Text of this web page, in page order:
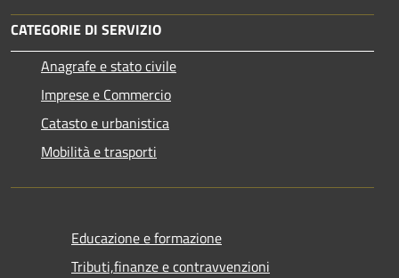
CATEGORIE DI SERVIZIO
Anagrafe e stato civile
Imprese e Commercio
Catasto e urbanistica
Mobilità e trasporti
Educazione e formazione
Tributi,finanze e contravvenzioni